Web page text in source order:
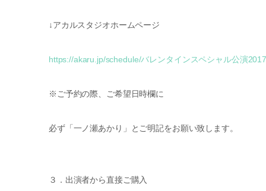
↓アカルスタジオホームページ
https://akaru.jp/schedule/バレンタインスペシャル公演2017
※ご予約の際、ご希望日時欄に
必ず「一ノ瀬あかり」とご明記をお願い致します。
３．出演者から直接ご購入